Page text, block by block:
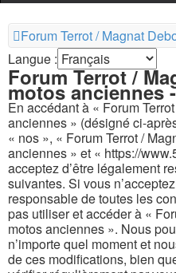
Forum Terrot / Magnat
Langue :
Forum Terrot /
motos anciennes
En accédant à « Forum
anciennes » (désigné ci-
« nos », « Forum Terrot /
anciennes » et « https://
acceptez d’être légalement
suivantes. Si vous
responsable de toutes les
pas utiliser et accéder à «
motos anciennes ». Nous
n’importe quel moment et
de ces modifications, bien